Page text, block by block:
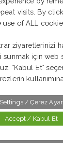
Testi 5 [B1]
Testi 4
Testi 3 [A2]
Testi 2 [A1]
visits. By
of ALL
ziyaretlerinizi
sunmak için web
"Kabul Et"
/ Çerez
Accept / Kabul Et